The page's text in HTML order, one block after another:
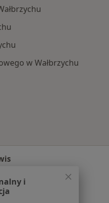
w Wałbrzychu
pacjentów
i